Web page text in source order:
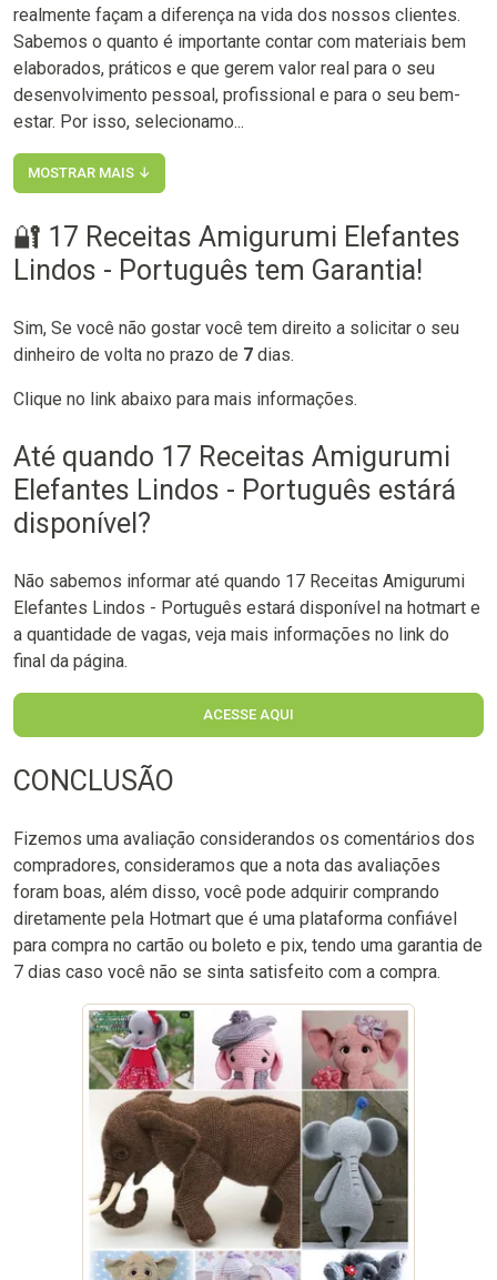
realmente façam a diferença na vida dos nossos clientes.
Sabemos o quanto é importante contar com materiais bem
elaborados, práticos e que gerem valor real para o seu
desenvolvimento pessoal, profissional e para o seu bem-
estar. Por isso, selecionamo...
MOSTRAR MAIS ↓
🔐 17 Receitas Amigurumi Elefantes
Lindos - Português tem Garantia!
Sim, Se você não gostar você tem direito a solicitar o seu
dinheiro de volta no prazo de 7 dias.
Clique no link abaixo para mais informações.
Até quando 17 Receitas Amigurumi
Elefantes Lindos - Português estárá
disponível?
Não sabemos informar até quando 17 Receitas Amigurumi
Elefantes Lindos - Português estará disponível na hotmart e
a quantidade de vagas, veja mais informações no link do
final da página.
ACESSE AQUI
CONCLUSÃO
Fizemos uma avaliação considerandos os comentários dos
compradores, consideramos que a nota das avaliações
foram boas, além disso, você pode adquirir comprando
diretamente pela Hotmart que é uma plataforma confiável
para compra no cartão ou boleto e pix, tendo uma garantia de
7 dias caso você não se sinta satisfeito com a compra.